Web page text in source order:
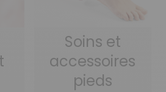
Soins et
accessoires
pieds